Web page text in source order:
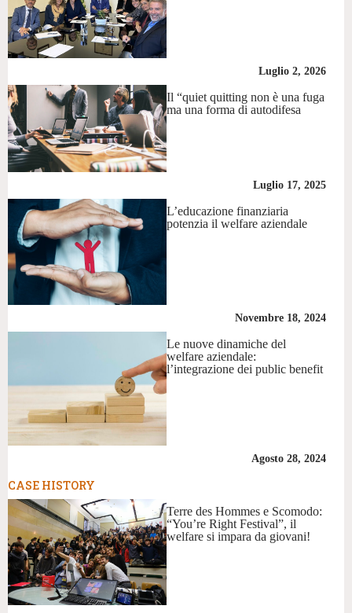
Luglio 2, 2026
Il “quiet quitting non è una fuga
ma una forma di autodifesa
Luglio 17, 2025
L’educazione finanziaria
potenzia il welfare aziendale
Novembre 18, 2024
Le nuove dinamiche del
welfare aziendale:
l’integrazione dei public benefit
Agosto 28, 2024
CASE HISTORY
Terre des Hommes e Scomodo:
“You’re Right Festival”, il
welfare si impara da giovani!